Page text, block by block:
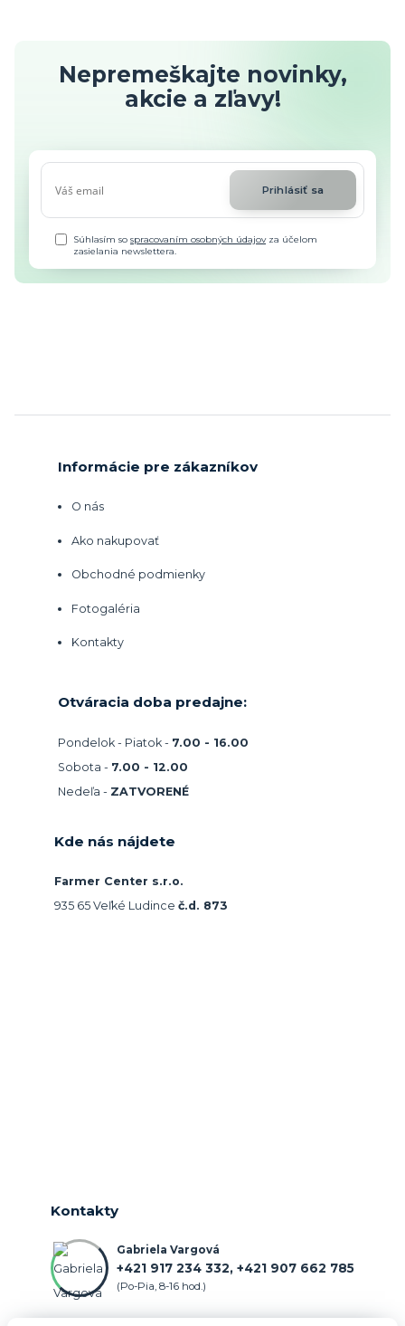
Nepremeškajte novinky,
akcie a zľavy!
Prihlásiť sa
Súhlasím sospracovaním osobných údajovza účelom
zasielania newslettera.
Informácie pre zákazníkov
O nás
Ako nakupovať
Obchodné podmienky
Fotogaléria
Kontakty
Otváracia doba predajne:
Pondelok - Piatok - 7.00 - 16.00
Sobota - 7.00 - 12.00
Nedeľa - ZATVORENÉ
Kde nás nájdete
Farmer Center s.r.o.
935 65 Veľké Ludince č.d. 873
Kontakty
Gabriela Vargová
+421 917 234 332, +421 907 662 785
(Po-Pia, 8-16 hod.)